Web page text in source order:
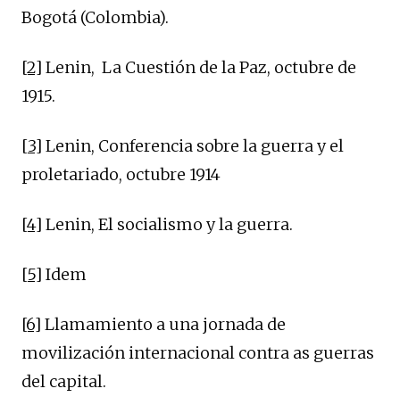
Bogotá (Colombia).
[2] Lenin, La Cuestión de la Paz, octubre de
1915.
[3] Lenin, Conferencia sobre la guerra y el
proletariado, octubre 1914
[4] Lenin, El socialismo y la guerra.
[5] Idem
[6] Llamamiento a una jornada de
movilización internacional contra as guerras
del capital.